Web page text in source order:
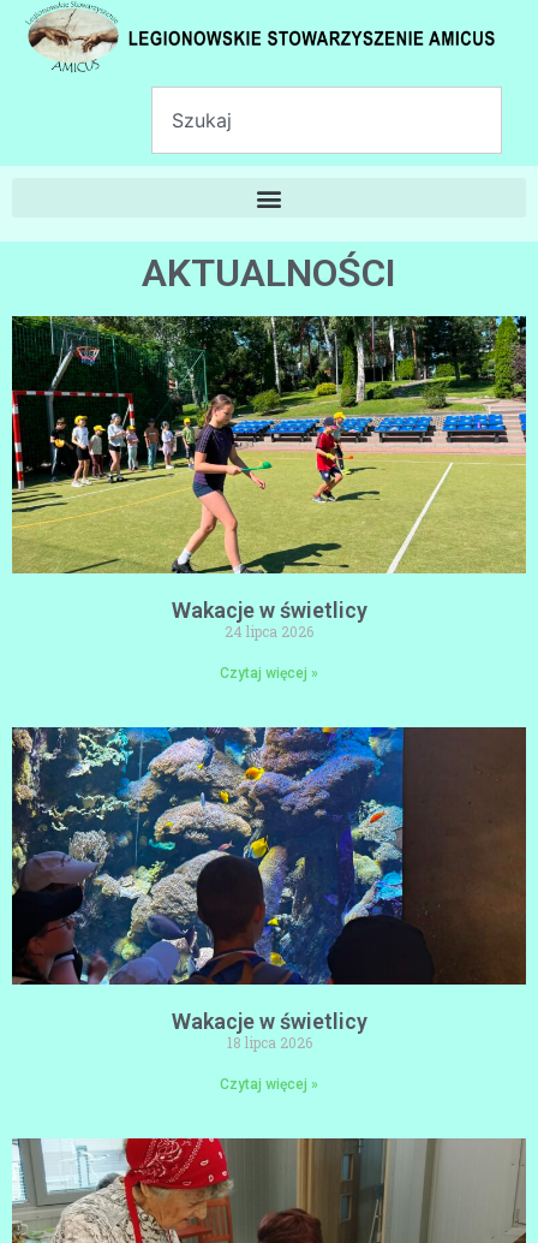
AKTUALNOŚCI
Wakacje w świetlicy
24 lipca 2026
Czytaj więcej »
Wakacje w świetlicy
18 lipca 2026
Czytaj więcej »